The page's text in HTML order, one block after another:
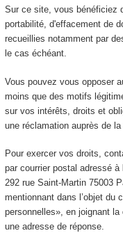
Sur ce site, vous bénéficiez
portabilité, d'effacement de
recueillies notamment par
le cas échéant.
Vous pouvez vous opposer
moins que des motifs
sur vos intérêts, droits et
une réclamation auprès de la
Pour exercer vos droits,
par courrier postal adressé
292 rue Saint-Martin 75003
mentionnant dans l’objet du
personnelles», en joignant la
une adresse de réponse.